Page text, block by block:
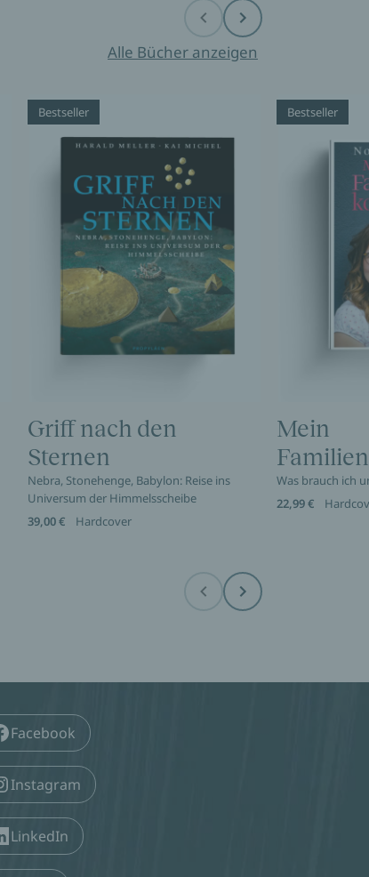
Before Next
Alle Bücher anzeigen
Bestseller
Griff nach den
Sternen
Nebra, Stonehenge, Babylon: Reise ins
Universum der Himmelsscheibe
39,00 €
Hardcover
Bestseller
Mein
Was brauch ich
22,99 €
Before Next
Facebook
Instagram
LinkedIn